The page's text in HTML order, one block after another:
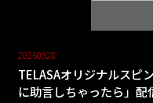
20260528
TELASAオリジナルスピ
に助言しちゃったら」配